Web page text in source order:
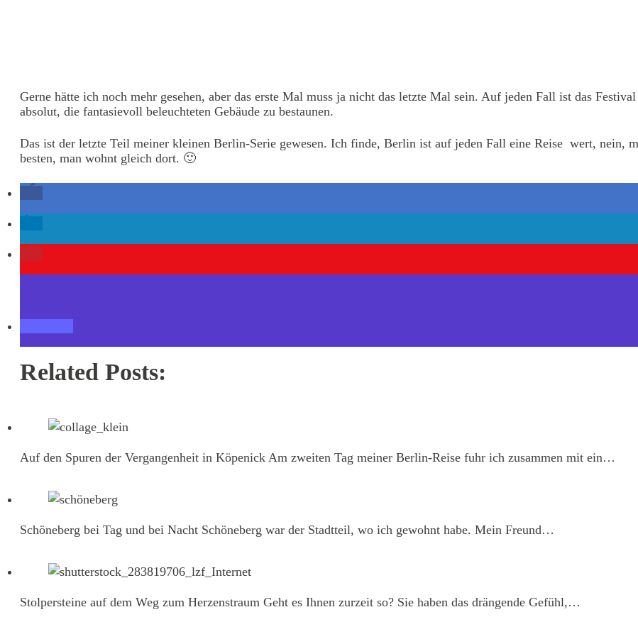
Gerne hätte ich noch mehr gesehen, aber das erste Mal muss ja nicht das letzte Mal sein. Auf jeden Fall ist das
absolut, die fantasievoll beleuchteten Gebäude zu bestaunen.
Das ist der letzte Teil meiner kleinen Berlin-Serie gewesen. Ich finde, Berlin ist auf jeden Fall eine Reise wert, nein,
besten, man wohnt gleich dort. 🙂
Related Posts:
Auf den Spuren der Vergangenheit in Köpenick Am zweiten Tag meiner Berlin-Reise fuhr ich zusammen mit ein…
Schöneberg bei Tag und bei Nacht Schöneberg war der Stadtteil, wo ich gewohnt habe. Mein Freund…
Stolpersteine auf dem Weg zum Herzenstraum Geht es Ihnen zurzeit so? Sie haben das drängende Gefühl,…